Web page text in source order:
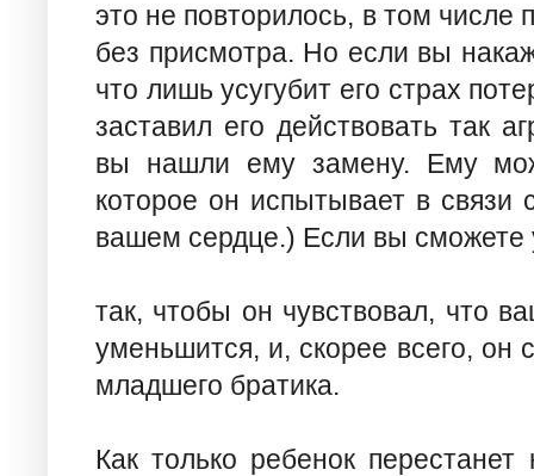
это не повторилось, в том числе
без присмотра. Но если вы
что лишь усугубит его страх
заставил его действовать так
вы нашли ему замену. Ему
которое он испытывает в связи
вашем сердце.) Если вы сможете
так, чтобы он чувствовал, что
уменьшится, и, скорее всего, он
младшего братика.
Как только ребенок